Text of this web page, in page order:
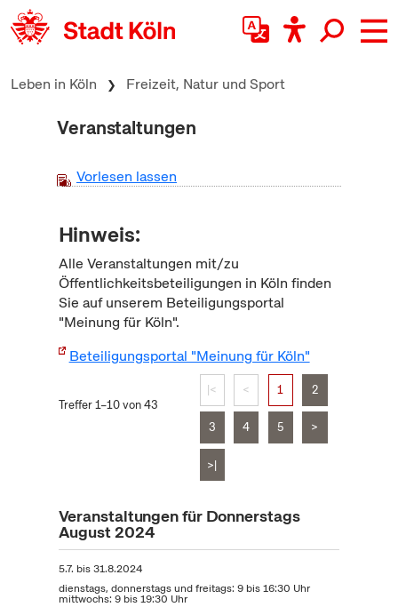
zum Inhalt springen
Leben in Köln Freizeit, Natur und Sport
Veranstaltungen
Vorlesen lassen
Hinweis:
Alle Veranstaltungen mit/zu
Öffentlichkeitsbeteiligungen in Köln finden
Sie auf unserem Beteiligungsportal
"Meinung für Köln".
Beteiligungsportal "Meinung für Köln"
Treffer 1–10 von 43
|< < 1 2
3 4 5 >
>|
Veranstaltungen für Donnerstags
August 2024
5.7. bis31.8.2024
dienstags, donnerstags und freitags: 9 bis 16:30 Uhr
mittwochs: 9 bis 19:30 Uhr